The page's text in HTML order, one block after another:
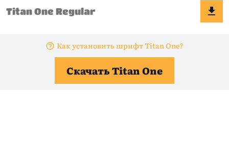
Как установить шрифт Titan One?
Скачать Titan One